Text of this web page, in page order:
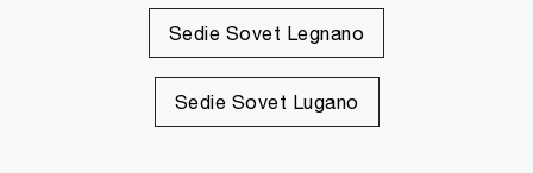
Sedie Sovet Legnano
Sedie Sovet Lugano